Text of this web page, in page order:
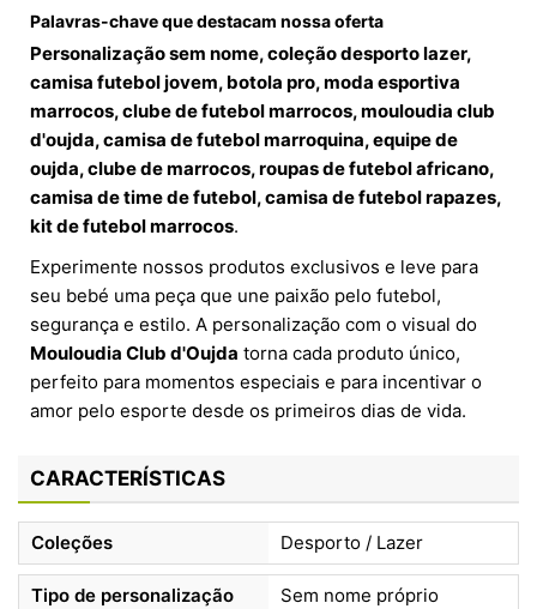
Palavras-chave que destacam nossa oferta
Personalização sem nome, coleção desporto lazer,
camisa futebol jovem, botola pro, moda esportiva
marrocos, clube de futebol marrocos, mouloudia club
d'oujda, camisa de futebol marroquina, equipe de
oujda, clube de marrocos, roupas de futebol africano,
camisa de time de futebol, camisa de futebol rapazes,
kit de futebol marrocos.
Experimente nossos produtos exclusivos e leve para
seu bebé uma peça que une paixão pelo futebol,
segurança e estilo. A personalização com o visual do
Mouloudia Club d'Oujda torna cada produto único,
perfeito para momentos especiais e para incentivar o
amor pelo esporte desde os primeiros dias de vida.
CARACTERÍSTICAS
Coleções Desporto / Lazer
Tipo de personalização Sem nome próprio